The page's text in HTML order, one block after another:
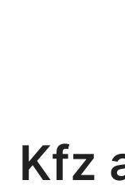
Kfz